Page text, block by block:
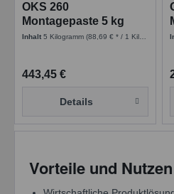
OKS 260
Montagepaste 5 kg
Eimer
Inhalt5 Kilogramm(88,69 € * / 1 Kilogramm)
443,45 €
Details
Vorteile und Nutzen